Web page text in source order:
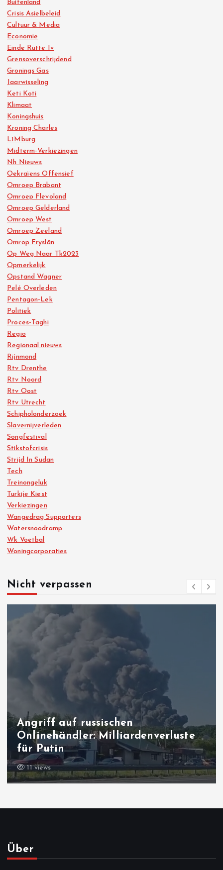
Buitenland
Crisis Asielbeleid
Cultuur & Media
Economie
Einde Rutte Iv
Grensoverschrijdend
Gronings Gas
Jaarwisseling
Keti Koti
Klimaat
Koningshuis
Kroning Charles
L1Mburg
Midterm-Verkiezingen
Nh Nieuws
Oekraïens Offensief
Omroep Brabant
Omroep Flevoland
Omroep Gelderland
Omroep West
Omroep Zeeland
Omrop Fryslân
Op Weg Naar Tk2023
Opmerkelijk
Opstand Wagner
Pelé Overleden
Pentagon-Lek
Politiek
Proces-Taghi
Regio
Regionaal nieuws
Rijnmond
Rtv Drenthe
Rtv Noord
Rtv Oost
Rtv Utrecht
Schipholonderzoek
Slavernijverleden
Songfestival
Stikstofcrisis
Strijd In Sudan
Tech
Treinongeluk
Turkije Kiest
Verkiezingen
Wangedrag Supporters
Watersnoodramp
Wk Voetbal
Woningcorporaties
Nicht verpassen
Angriff auf russischen
Onlinehändler: Milliardenverluste
für Putin
11 views
Über